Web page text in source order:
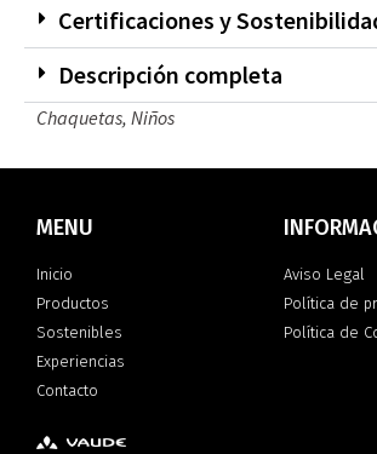
Certificaciones y
Descripción completa
Chaquetas, Niños
MENU
Inicio
Productos
Sostenibles
Experiencias
Contacto
Aviso Legal
Política de
Política de